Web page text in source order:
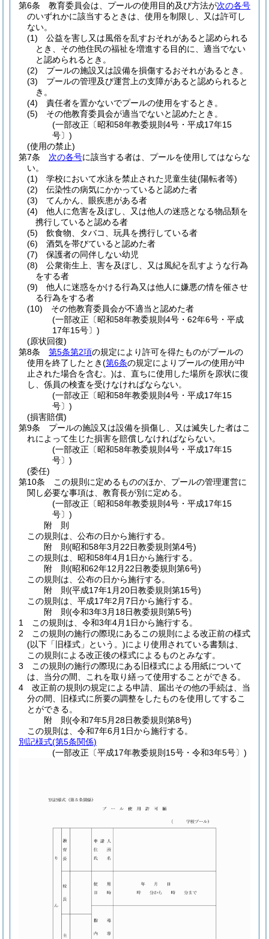
第6条
教育委員会は、プールの使用目的及び方法が次の各号
のいずれかに該当するときは、使用を制限し、又は許可し
ない。
(1)
公益を害し又は風俗を乱すおそれがあると認められる
とき、その他住民の福祉を増進する目的に、適当でない
と認められるとき。
(2)
プールの施設又は設備を損傷するおそれがあるとき。
(3)
プールの管理及び運営上の支障があると認められると
き。
(4)
責任者を置かないでプールの使用をするとき。
(5)
その他教育委員会が適当でないと認めたとき。
(一部改正〔昭和58年教委規則4号・平成17年15
号〕)
(使用の禁止)
第7条
次の各号に該当する者は、プールを使用してはならな
い。
(1)
学校において水泳を禁止された児童生徒(陽転者等)
(2)
伝染性の病気にかかっていると認めた者
(3)
てんかん、眼疾患がある者
(4)
他人に危害を及ぼし、又は他人の迷惑となる物品類を
携行していると認める者
(5)
飲食物、タバコ、玩具を携行している者
(6)
酒気を帯びていると認めた者
(7)
保護者の同伴しない幼児
(8)
公衆衛生上、害を及ぼし、又は風紀を乱すような行為
をする者
(9)
他人に迷惑をかける行為又は他人に嫌悪の情を催させ
る行為をする者
(10)
その他教育委員会が不適当と認めた者
(一部改正〔昭和58年教委規則4号・62年6号・平成
17年15号〕)
(原状回復)
第8条
第5条第2項の規定により許可を得たものがプールの
使用を終了したとき(第6条の規定によりプールの使用が中
止された場合を含む。)は、直ちに使用した場所を原状に復
し、係員の検査を受けなければならない。
(一部改正〔昭和58年教委規則4号・平成17年15
号〕)
(損害賠償)
第9条
プールの施設又は設備を損傷し、又は滅失した者はこ
れによって生じた損害を賠償しなければならない。
(一部改正〔昭和58年教委規則4号・平成17年15
号〕)
(委任)
第10条
この規則に定めるもののほか、プールの管理運営に
関し必要な事項は、教育長が別に定める。
(一部改正〔昭和58年教委規則4号・平成17年15
号〕)
附 則
この規則は、公布の日から施行する。
附 則(昭和58年3月22日教委規則第4号)
この規則は、昭和58年4月1日から施行する。
附 則(昭和62年12月22日教委規則第6号)
この規則は、公布の日から施行する。
附 則(平成17年1月20日教委規則第15号)
この規則は、平成17年2月7日から施行する。
附 則(令和3年3月18日教委規則第5号)
1
この規則は、令和3年4月1日から施行する。
2
この規則の施行の際現にあるこの規則による改正前の様式
(以下「旧様式」という。)により使用されている書類は、
この規則による改正後の様式によるものとみなす。
3
この規則の施行の際現にある旧様式による用紙について
は、当分の間、これを取り繕って使用することができる。
4
改正前の規則の規定による申請、届出その他の手続は、当
分の間、旧様式に所要の調整をしたものを使用してするこ
とができる。
附 則(令和7年5月28日教委規則第8号)
この規則は、令和7年6月1日から施行する。
別記様式(第5条関係)
(一部改正〔平成17年教委規則15号・令和3年5号〕)